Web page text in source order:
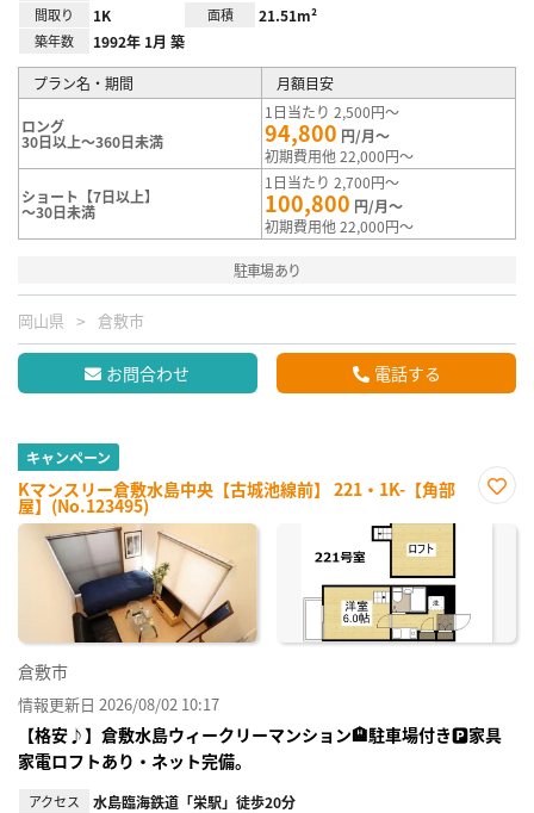
間取り 1K 面積 21.51m²
築年数 1992年 1月 築
プラン名・期間 月額目安
ロング
30日以上～360日未満
1日当たり 2,500円～
94,800 円/月～
初期費用他 22,000円～
ショート【7日以上】
～30日未満
1日当たり 2,700円～
100,800 円/月～
初期費用他 22,000円～
駐車場あり
岡山県 倉敷市
お問合わせ 電話する
キャンペーン
Kマンスリー倉敷水島中央【古城池線前】 221・1K-【角部
屋】(No.123495)
に入
倉敷市
情報更新日 2026/08/02 10:17
【格安♪】倉敷水島ウィークリーマンション🏨駐車場付き🅿家具
家電ロフトあり・ネット完備。
アクセス 水島臨海鉄道「栄駅」徒歩20分